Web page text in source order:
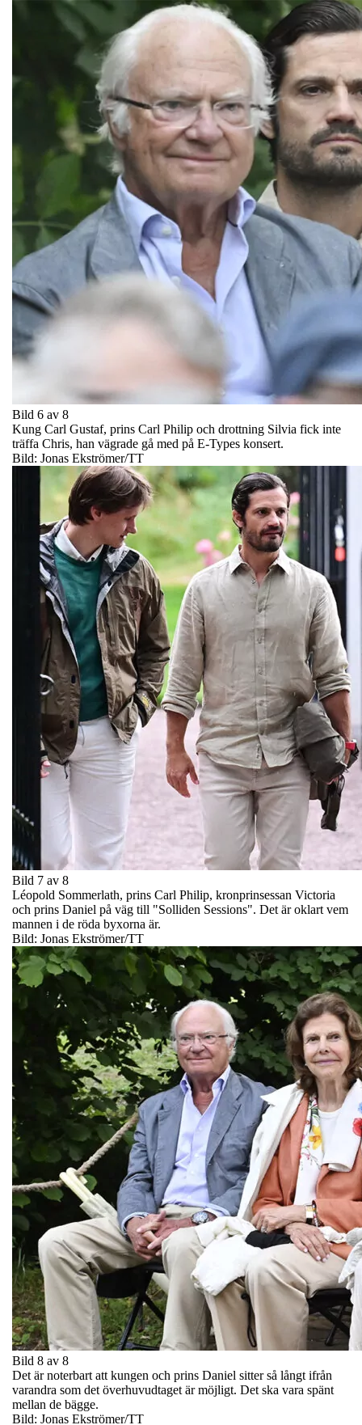
Bild 6 av 8
Kung Carl Gustaf, prins Carl Philip och drottning Silvia fick inte
träffa Chris, han vägrade gå med på E-Types konsert.
Bild: Jonas Ekströmer/TT
Bild 7 av 8
Léopold Sommerlath, prins Carl Philip, kronprinsessan Victoria
och prins Daniel på väg till "Solliden Sessions". Det är oklart vem
mannen i de röda byxorna är.
Bild: Jonas Ekströmer/TT
Bild 8 av 8
Det är noterbart att kungen och prins Daniel sitter så långt ifrån
varandra som det överhuvudtaget är möjligt. Det ska vara spänt
mellan de bägge.
Bild: Jonas Ekströmer/TT